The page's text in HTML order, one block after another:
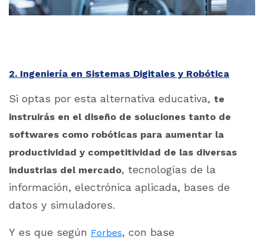
2. Ingeniería en Sistemas Digitales y Robótica
Si optas por esta alternativa educativa, te
instruirás en el diseño de soluciones tanto de
softwares como robóticas para aumentar la
productividad y competitividad de las diversas
industrias del mercado, tecnologías de la
información, electrónica aplicada, bases de
datos y simuladores.
Y es que según Forbes, con base